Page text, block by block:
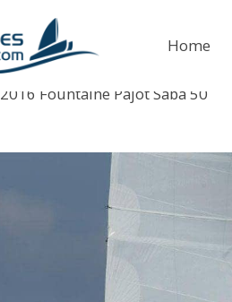
Home
2016 Fountaine Pajot Saba 50